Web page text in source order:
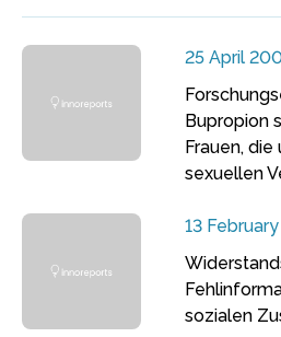
25 April
Bupropion
Frauen,
sexuellen
13
sozialen